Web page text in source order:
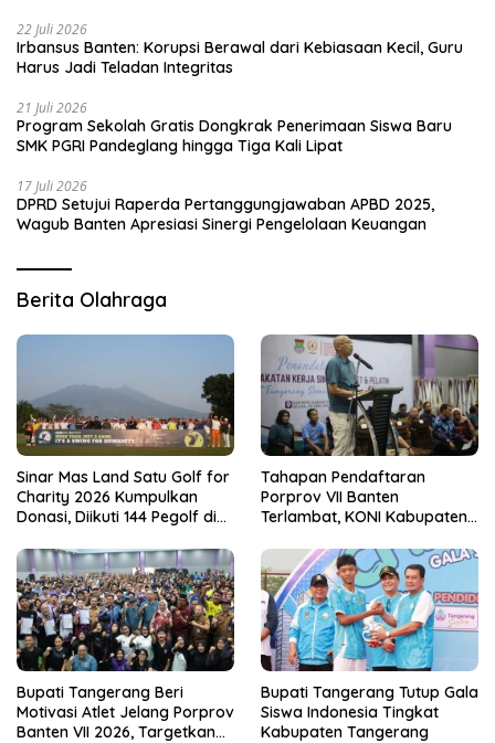
22 Juli 2026
Irbansus Banten: Korupsi Berawal dari Kebiasaan Kecil, Guru
Harus Jadi Teladan Integritas
21 Juli 2026
Program Sekolah Gratis Dongkrak Penerimaan Siswa Baru
SMK PGRI Pandeglang hingga Tiga Kali Lipat
17 Juli 2026
DPRD Setujui Raperda Pertanggungjawaban APBD 2025,
Wagub Banten Apresiasi Sinergi Pengelolaan Keuangan
Berita Olahraga
Sinar Mas Land Satu Golf for
Charity 2026 Kumpulkan
Donasi, Diikuti 144 Pegolf di
Tahapan Pendaftaran
Porprov VII Banten
Terlambat, KONI Kabupaten
Kesiapan Panitia
Bupati Tangerang Beri
Motivasi Atlet Jelang Porprov
Banten VII 2026, Targetkan
Bupati Tangerang Tutup Gala
Siswa Indonesia Tingkat
Kabupaten Tangerang